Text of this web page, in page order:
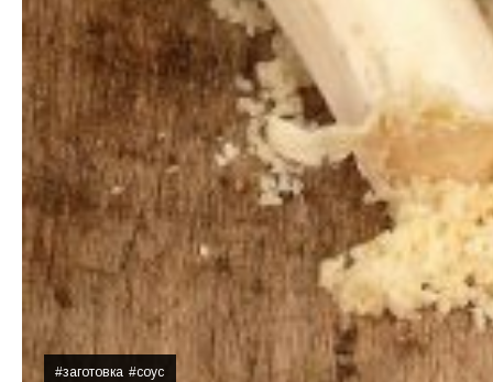
#заготовка #соус